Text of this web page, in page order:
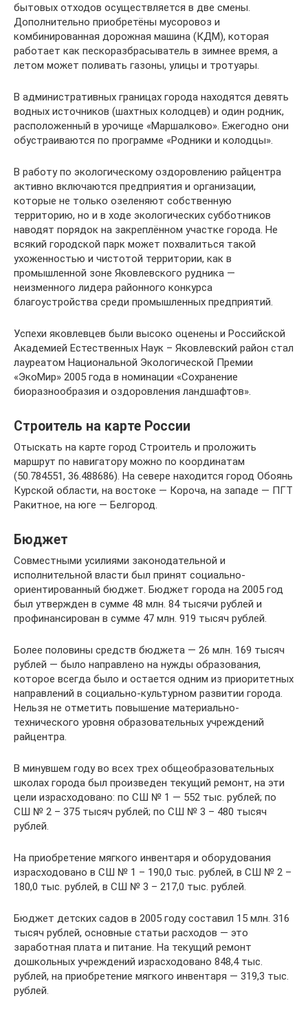
бытовых отходов осуществляется в две смены.
Дополнительно приобретёны мусоровоз и
комбинированная дорожная машина (КДМ), которая
работает как пескоразбрасыватель в зимнее время, а
летом может поливать газоны, улицы и тротуары.
В административных границах города находятся девять
водных источников (шахтных колодцев) и один родник,
расположенный в урочище «Маршалково». Ежегодно они
обустраиваются по программе «Родники и колодцы».
В работу по экологическому оздоровлению райцентра
активно включаются предприятия и организации,
которые не только озеленяют собственную
территорию, но и в ходе экологических субботников
наводят порядок на закреплённом участке города. Не
всякий городской парк может похвалиться такой
ухоженностью и чистотой территории, как в
промышленной зоне Яковлевского рудника —
неизменного лидера районного конкурса
благоустройства среди промышленных предприятий.
Успехи яковлевцев были высоко оценены и Российской
Академией Естественных Наук – Яковлевский район стал
лауреатом Национальной Экологической Премии
«ЭкоМир» 2005 года в номинации «Сохранение
биоразнообразия и оздоровления ландшафтов».
Строитель на карте России
Отыскать на карте город Строитель и проложить
маршрут по навигатору можно по координатам
(50.784551, 36.488686). На севере находится город Обоянь
Курской области, на востоке — Короча, на западе — ПГТ
Ракитное, на юге — Белгород.
Бюджет
Совместными усилиями законодательной и
исполнительной власти был принят социально-
ориентированный бюджет. Бюджет города на 2005 год
был утвержден в сумме 48 млн. 84 тысячи рублей и
профинансирован в сумме 47 млн. 919 тысяч рублей.
Более половины средств бюджета — 26 млн. 169 тысяч
рублей — было направлено на нужды образования,
которое всегда было и остается одним из приоритетных
направлений в социально-культурном развитии города.
Нельзя не отметить повышение материально-
технического уровня образовательных учреждений
райцентра.
В минувшем году во всех трех общеобразовательных
школах города был произведен текущий ремонт, на эти
цели израсходовано: по СШ № 1 — 552 тыс. рублей; по
СШ № 2 – 375 тысяч рублей; по СШ № 3 – 480 тысяч
рублей.
На приобретение мягкого инвентаря и оборудования
израсходовано в СШ № 1 – 190,0 тыс. рублей, в СШ № 2 –
180,0 тыс. рублей, в СШ № 3 – 217,0 тыс. рублей.
Бюджет детских садов в 2005 году составил 15 млн. 316
тысяч рублей, основные статьи расходов — это
заработная плата и питание. На текущий ремонт
дошкольных учреждений израсходовано 848,4 тыс.
рублей, на приобретение мягкого инвентаря — 319,3 тыс.
рублей.